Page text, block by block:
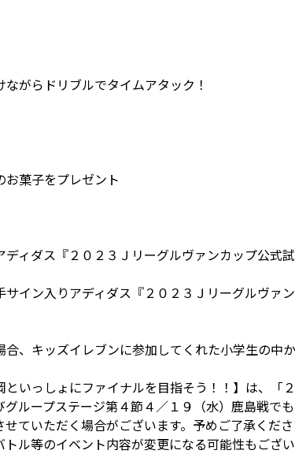
がらドリブルでタイムアタック！
お菓子をプレゼント
ィダス『２０２３Ｊリーグルヴァンカップ公式
イン入りアディダス『２０２３Ｊリーグルヴァ
、キッズイレブンに参加してくれた小学生の中
いっしょにファイナルを目指そう！！】は、「
ループステージ第４節４／１９（水）鹿島戦でも
ていただく場合がございます。予めご了承くださ
ル等のイベント内容が変更になる可能性もござ